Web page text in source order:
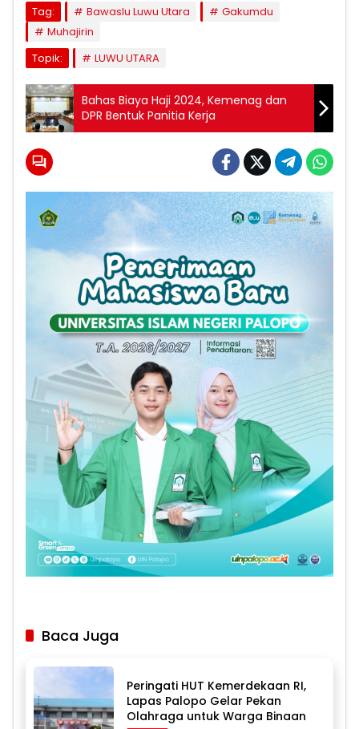
Tag: Bawaslu Luwu Utara
Gakumdu
Muhajirin
Topik:
LUWU UTARA
Bahas Biaya Haji 2024, Kemenag dan
DPR Bentuk Panitia Kerja
Baca Juga
Peringati HUT Kemerdekaan RI,
Lapas Palopo Gelar Pekan
Olahraga untuk Warga Binaan